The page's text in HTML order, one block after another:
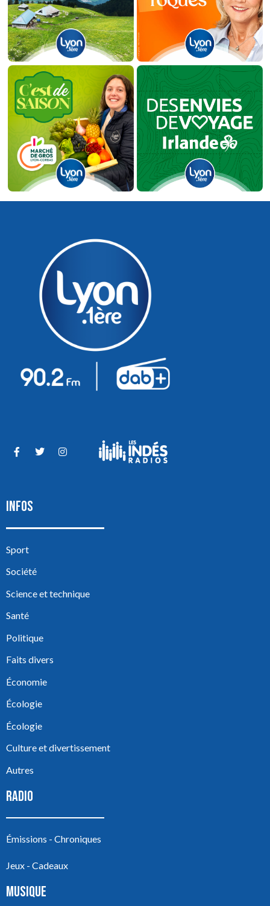
INFOS
Sport
Société
Science et technique
Santé
Politique
Faits divers
Économie
Écologie
Écologie
Culture et divertissement
Autres
RADIO
Émissions - Chroniques
Jeux - Cadeaux
MUSIQUE